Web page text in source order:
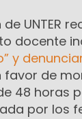
UNTER
docente
y
favor de
48 horas
por los